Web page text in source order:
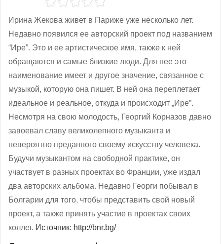
Ирина Жекова живет в Париже уже несколько лет.
Недавно появился ее авторский проект под названием
“Ире”. Это и ее артистическое имя, также к ней
обращаются и самые близкие люди. Для нее это
наименование имеет и другое значение, связанное с
музыкой, которую она пишет. В ней она переплетает
идеальное и реальное, откуда и происходит „Ире”.
Несмотря на свою молодость, Георгий Корназов давно
завоевал славу великолепного музыканта и
невероятно преданного своему искусству человека.
Будучи музыкантом на свободной практике, он
участвует в разных проектах во Франции, уже издал
два авторских альбома. Недавно Георги побывал в
Болгарии для того, чтобы представить свой новый
проект, а также принять участие в проектах своих
коллег. Источник: http://bnr.bg/